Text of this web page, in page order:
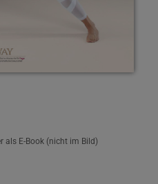
als E-Book (nicht im Bild)